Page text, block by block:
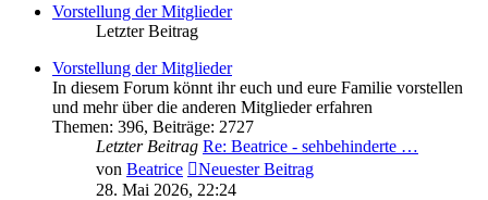
Vorstellung der Mitglieder
Letzter Beitrag
Vorstellung der Mitglieder
In diesem Forum könnt ihr euch und eure Familie vorstellen
und mehr über die anderen Mitglieder erfahren
Themen: 396, Beiträge: 2727
Letzter Beitrag Re: Beatrice - sehbehinderte …
von Beatrice
Neuester Beitrag
28. Mai 2026, 22:24